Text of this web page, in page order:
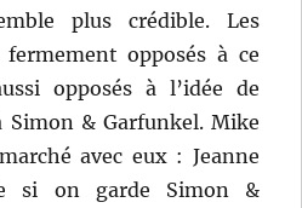
plus crédible. Les
opposés à ce
opposés à l’idée de
Simon & Garfunkel. Mike
avec eux : Jeanne
si on garde Simon &